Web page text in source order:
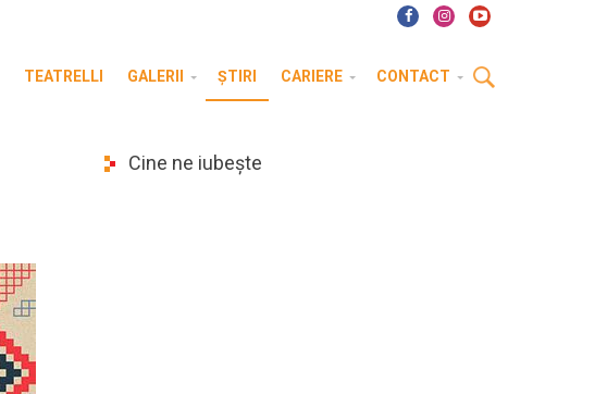
TEATRELLI GALERII ȘTIRI CARIERE CONTACT
Cine ne iubește